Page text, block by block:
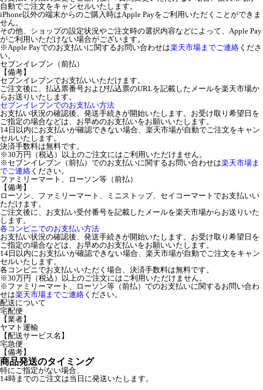
自動でご注文をキャンセルいたします。
iPhone以外の端末からのご購入時はApple Payをご利用いただくことができま
せん。
その他、ショップの設定状況やご注文時の選択内容などによって、Apple Pay
がご利用いただけない場合がございます。
※Apple Payでのお支払いに関するお問い合わせは楽天市場までご連絡 くださ
い。
セブンイレブン（前払）
【備考】
セブンイレブンでお支払いいただけます。
ご注文後に、払込票番号および払込票のURLを記載したメールを楽天市場か
らお送りいたします。
セブンイレブンでのお支払い方法
お支払い状況の確認後、発送手続きが開始いたします。お受け取り希望日を
ご指定の場合などは、お早めのお支払いをお願いいたします。
14日以内にお支払いが確認できない場合、楽天市場が自動でご注文をキャン
セルいたします。
決済手数料は無料です。
※30万円（税込）以上のご注文にはご利用いただけません。
※セブンイレブン（前払）でのお支払いに関するお問い合わせは楽天市場ま
でご連絡 ください。
ファミリーマート、ローソン等（前払）
【備考】
ローソン、ファミリーマート、ミニストップ、セイコーマートでお支払いい
ただけます。
ご注文後に、お支払い受付番号を記載したメールを楽天市場からお送りいた
します。
各コンビニでのお支払い方法
お支払い状況の確認後、発送手続きが開始いたします。お受け取り希望日を
ご指定の場合などは、お早めのお支払いをお願いいたします。
14日以内にお支払いが確認できない場合、楽天市場が自動でご注文をキャン
セルいたします。
各コンビニでお支払いいただく場合、決済手数料は無料です。
※30万円（税込）以上のご注文にはご利用いただけません。
※ファミリーマート、ローソン等（前払）でのお支払いに関するお問い合わ
せは楽天市場までご連絡 ください。
配送について
宅配便
【業者】
ヤマト運輸
【配送サービス名】
宅急便
【備考】
商品発送のタイミング
特にご指定がない場合、
14時までのご注文は当日に発送いたします。